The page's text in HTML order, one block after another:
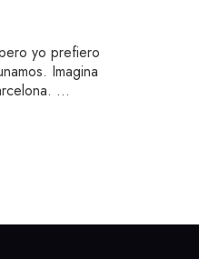
yo prefiero
Imagina
…